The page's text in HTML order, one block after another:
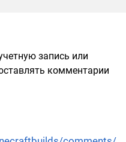
запись или
комментарии